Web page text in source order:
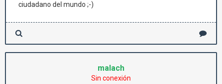
ciudadano del mundo ;-)
malach
Sin conexión